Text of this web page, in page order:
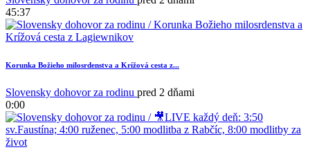
1
45:37
Korunka Božieho milosrdenstva a Krížová cesta z...
Slovensky dohovor za rodinu pred 2 dňami
0:00